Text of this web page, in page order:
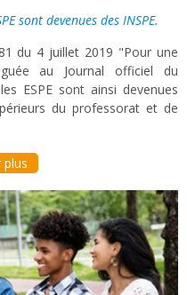
sont devenues des INSPE.
du 4 juillet 2019 "Pour une
au Journal officiel du
ESPE sont ainsi devenues
du professorat et de
plus